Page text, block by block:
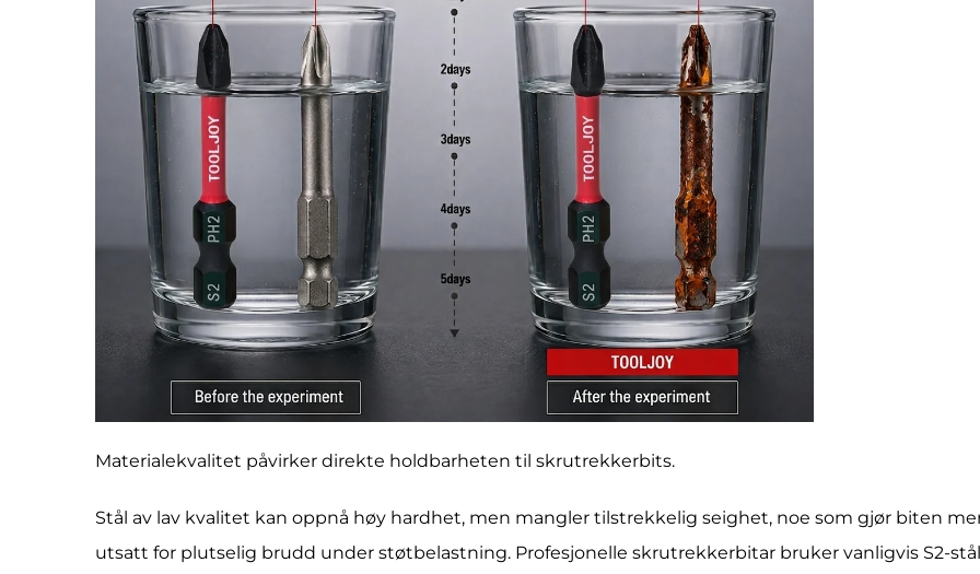
Materialekvalitet påvirker direkte holdbarheten til skrutrekkerbits.
Stål av lav kvalitet kan oppnå høy hardhet, men mangler tilstrekkelig seighet, noe som gjør biten
utsatt for plutselig brudd under støtbelastning. Profesjonelle skrutrekkerbitar bruker vanligvis S2-